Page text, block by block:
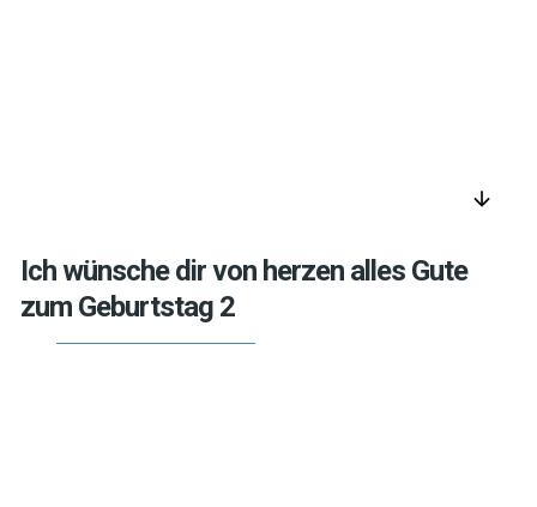
arrow_downward
Ich wünsche dir von herzen alles Gute
zum Geburtstag 2